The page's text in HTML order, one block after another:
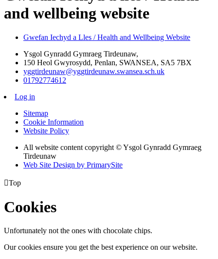
and wellbeing website
Gwefan Iechyd a Lles / Health and Wellbeing Website
Ysgol Gynradd Gymraeg Tirdeunaw,
150 Heol Gwyrosydd, Penlan, SWANSEA, SA5 7BX
yggtirdeunaw@yggtirdeunaw.swansea.sch.uk
01792774612
Log in
Sitemap
Cookie Information
Website Policy
All website content copyright © Ysgol Gynradd Gymraeg
Tirdeunaw
Web Site Design by PrimarySite
Top
Cookies
Unfortunately not the ones with chocolate chips.
Our cookies ensure you get the best experience on our website.